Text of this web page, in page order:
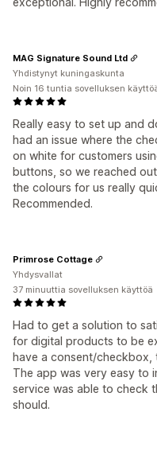
Really easy to set up and
had an issue where the
on white for customers
buttons, so we reached
the colours for us really
Recommended.
MAG Signature Sound Ltd
Yhdistynyt kuningaskunta
Noin 16 tuntia sovelluksen
Had to get a solution to
for digital products to be
have a consent/checkbox,
The app was very easy to
service was able to check
should.
Primrose Cottage
Yhdysvallat
37 minuuttia sovelluksen käyttöä